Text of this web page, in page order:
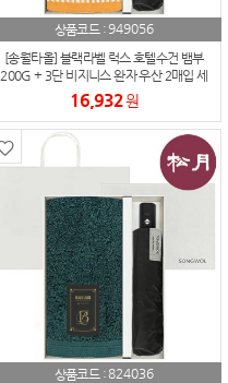
상품코드 :949056
[송월타올] 블랙라벨 럭스 호텔수건 뱀부
200G + 3단 비지니스 완자 우산 2매입 세
트
16,932원
상품코드 :824036